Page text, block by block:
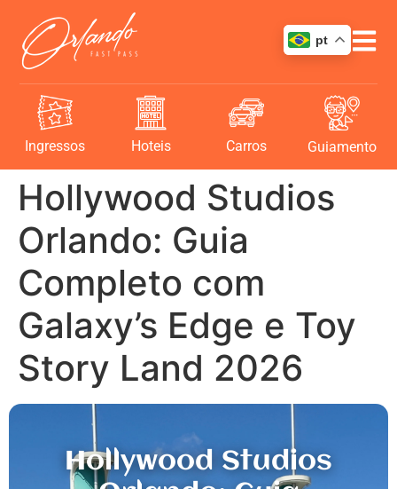
pt
Ingressos Hoteis Carros Guiamento
Hollywood Studios
Orlando: Guia
Completo com
Galaxy’s Edge e Toy
Story Land 2026
Hollywood Studios